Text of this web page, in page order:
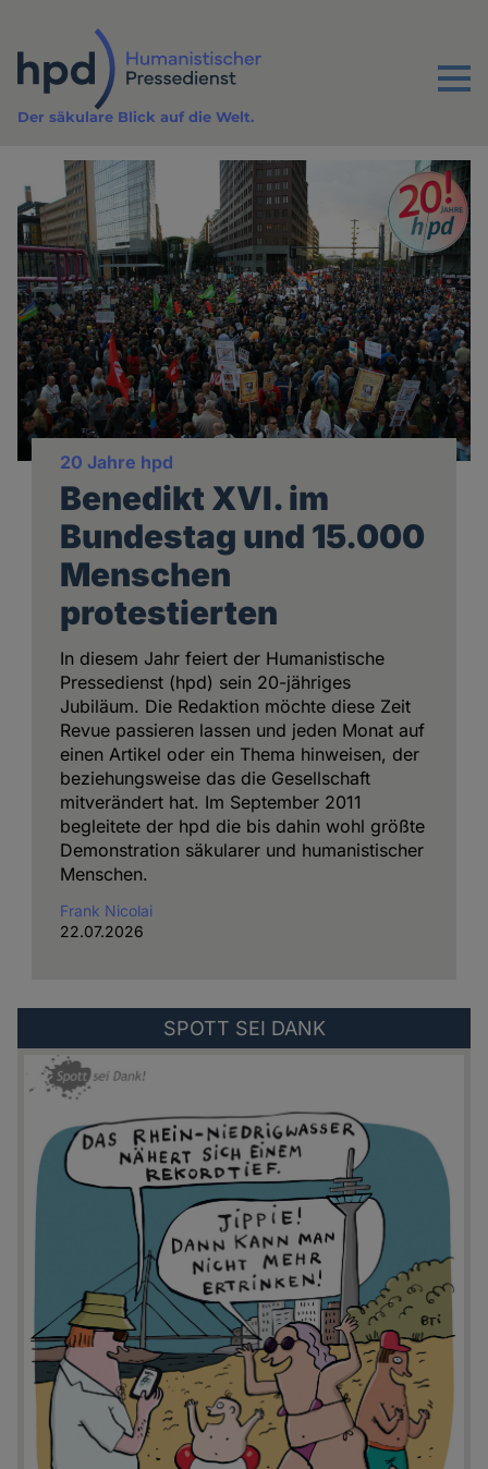
Inhalt
Menu
Der säkulare Blick auf die Welt.
20 Jahre hpd
Benedikt XVI. im
Bundestag und 15.000
Menschen
protestierten
In diesem Jahr feiert der Humanistische
Pressedienst (hpd) sein 20-jähriges
Jubiläum. Die Redaktion möchte diese Zeit
Revue passieren lassen und jeden Monat auf
einen Artikel oder ein Thema hinweisen, der
beziehungsweise das die Gesellschaft
mitverändert hat. Im September 2011
begleitete der hpd die bis dahin wohl größte
Demonstration säkularer und humanistischer
Menschen.
Frank Nicolai
22.07.2026
SPOTT SEI DANK
Link
zu:
https://spottseidank.de